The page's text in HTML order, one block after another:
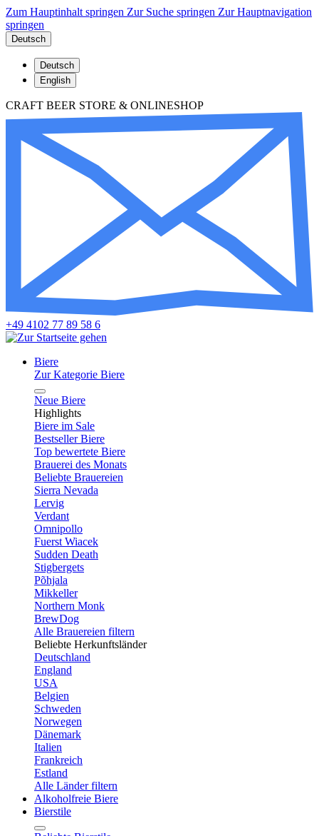
Zum Hauptinhalt springen Zur Suche springen Zur Hauptnavigation
springen
Deutsch
Deutsch
English
CRAFT BEER STORE & ONLINESHOP
+49 4102 77 89 58 6
Biere
Zur Kategorie Biere
Neue Biere
Highlights
Biere im Sale
Bestseller Biere
Top bewertete Biere
Brauerei des Monats
Beliebte Brauereien
Sierra Nevada
Lervig
Verdant
Omnipollo
Fuerst Wiacek
Sudden Death
Stigbergets
Põhjala
Mikkeller
Northern Monk
BrewDog
Alle Brauereien filtern
Beliebte Herkunftsländer
Deutschland
England
USA
Belgien
Schweden
Norwegen
Dänemark
Italien
Frankreich
Estland
Alle Länder filtern
Alkoholfreie Biere
Bierstile